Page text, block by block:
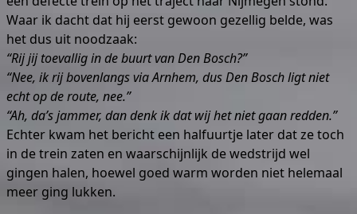
Waar ik dacht dat hij eerst gewoon gezellig belde, was
het dus uit noodzaak:
“Rij jij toevallig in de buurt van Den Bosch?”
“Nee, ik rij bovenlangs via Arnhem, dus Den Bosch ligt niet
echt op de route, nee.”
“Ah, da’s jammer, dan denk ik dat wij het niet gaan redden.”
Echter kwam het bericht een halfuurtje later dat ze toch
in de trein zaten en waarschijnlijk de wedstrijd wel
gingen halen, hoewel goed warm worden niet helemaal
meer ging lukken.